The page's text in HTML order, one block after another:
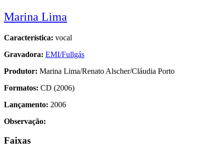
Marina Lima
Característica: vocal
Gravadora: EMI/Fullgás
Produtor: Marina Lima/Renato Alscher/Cláudia Porto
Formatos: CD (2006)
Lançamento: 2006
Observação:
Faixas